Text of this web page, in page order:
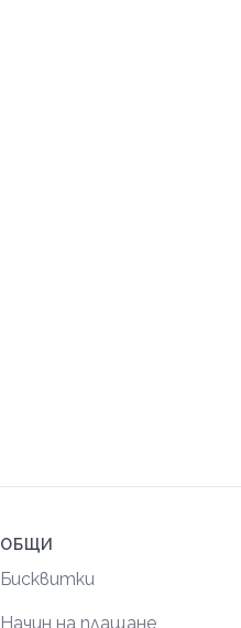
ОБЩИ
Бисквитки
Начин на плащане